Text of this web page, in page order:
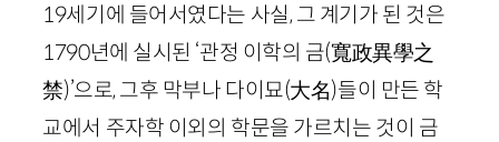
19세기에 들어서였다는 사실, 그 계기가 된 것은
1790년에 실시된 ‘관정 이학의 금(寬政異學之
禁)’으로, 그후 막부나 다이묘(大名)들이 만든 학
교에서 주자학 이외의 학문을 가르치는 것이 금